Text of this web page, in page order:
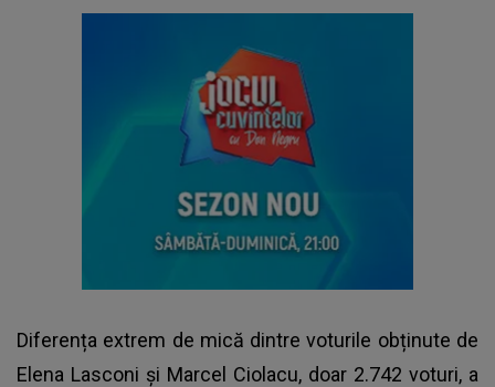
Diferența extrem de mică dintre voturile obținute de
Elena Lasconi și Marcel Ciolacu, doar 2.742 voturi, a